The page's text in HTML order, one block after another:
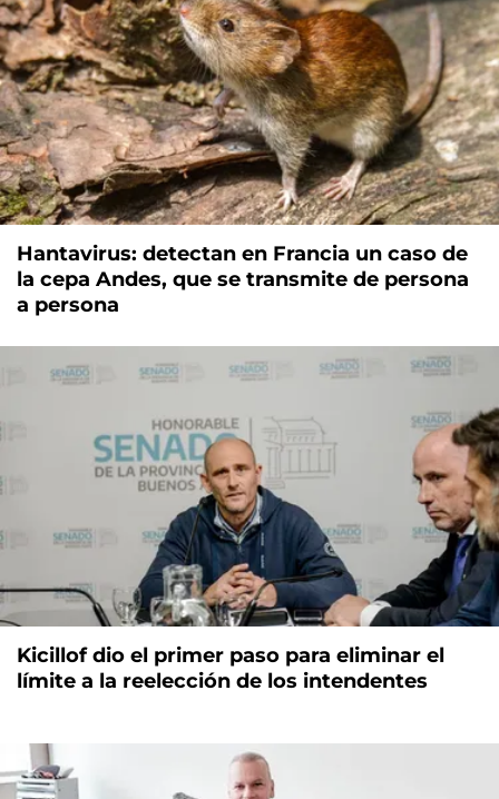
Hantavirus: detectan en Francia un caso de
la cepa Andes, que se transmite de persona
a persona
Kicillof dio el primer paso para eliminar el
límite a la reelección de los intendentes